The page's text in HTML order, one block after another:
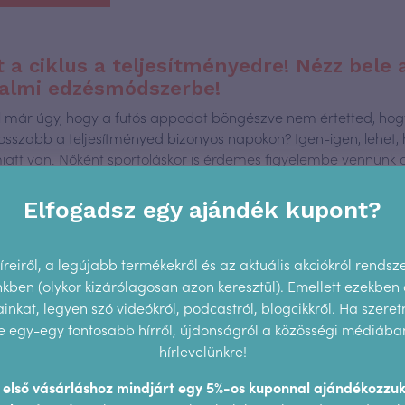
a ciklus a teljesítményedre! Nézz bele
edzésmódszerbe!
már úgy, hogy a futós appodat böngészve nem értetted,
a teljesítményed bizonyos napokon? Igen-igen, lehet,
van. Nőként sportoláskor is érdemes figyelembe vennünk
is megvédhet bennünket. A Chelsea női focicsapatának
OLVASOM
tabletta megdöbbentő
Podcast #6
of Birth Control című dokumentumfilm apropóján
Elfogadsz egy ajándék kupont?
a legújabb termékekről és az aktuális akciókról
(olykor kizárólagosan azon keresztül). Emellett
legyen szó videókról, podcastról, blogcikkről. Ha
egy-egy fontosabb hírről, újdonságról a közösségi
hírlevelünkre!
vásárláshoz mindjárt egy 5%-os kuponnal